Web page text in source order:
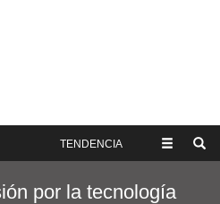
TENDENCIA
por la tecnología